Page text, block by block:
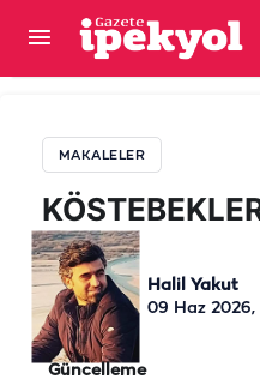
MAKALELER
Halil Yakut
09 Haz 2026,
Güncelleme
KÖSTEBEKLER ŞEHRİ